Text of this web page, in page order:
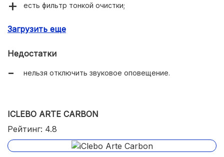
есть фильтр тонкой очистки;
приятный дизайн;
самая демократичная цена.
Загрузить еще
Недостатки
нельзя отключить звуковое оповещение.
ICLEBO ARTE CARBON
Рейтинг: 4.8